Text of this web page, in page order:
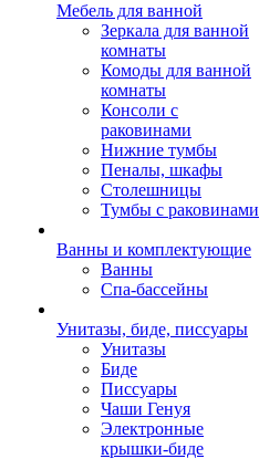
Мебель для ванной
Зеркала для ванной
комнаты
Комоды для ванной
комнаты
Консоли с
раковинами
Нижние тумбы
Пеналы, шкафы
Столешницы
Тумбы с раковинами
Ванны и комплектующие
Ванны
Спа-бассейны
Унитазы, биде, писсуары
Унитазы
Биде
Писсуары
Чаши Генуя
Электронные
крышки-биде